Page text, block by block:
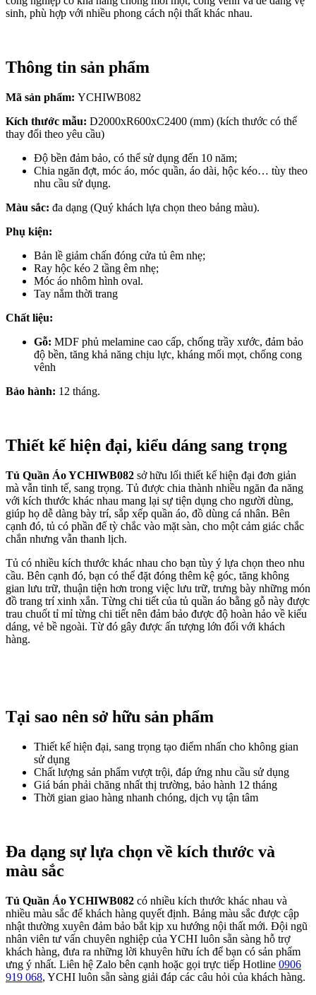
sinh, phù hợp với nhiều phong cách nội thất khác nhau.
Thông tin sản phẩm
Mã sản phẩm: YCHIWB082
Kích thước mẫu: D2000xR600xC2400 (mm) (kích thước có thể
thay đổi theo yêu cầu)
Độ bền đảm bảo, có thể sử dụng đến 10 năm;
Chia ngăn đợt, móc áo, móc quần, áo dài, hộc kéo… tùy theo
nhu cầu sử dụng.
Màu sắc: đa dạng (Quý khách lựa chọn theo bảng màu).
Phụ kiện:
Bản lề giảm chấn đóng cửa tủ êm nhẹ;
Ray hộc kéo 2 tầng êm nhẹ;
Móc áo nhôm hình oval.
Tay nắm thời trang
Chất liệu:
Gỗ: MDF phủ melamine cao cấp, chống trầy xước, đảm bảo
độ bền, tăng khả năng chịu lực, kháng mối mọt, chống cong
vênh
Bảo hành: 12 tháng.
Thiết kế hiện đại, kiểu dáng sang trọng
Tủ Quần Áo YCHIWB082 sở hữu lối thiết kế hiện đại đơn giản
mà vẫn tinh tế, sang trọng. Tủ được chia thành nhiều ngăn đa năng
với kích thước khác nhau mang lại sự tiện dụng cho người dùng,
giúp họ dễ dàng bày trí, sắp xếp quần áo, đồ dùng cá nhân. Bên
cạnh đó, tủ có phần đế tỳ chắc vào mặt sàn, cho một cảm giác chắc
chắn nhưng vẫn thanh lịch.
Tủ có nhiều kích thước khác nhau cho bạn tùy ý lựa chọn theo nhu
cầu. Bên cạnh đó, bạn có thể đặt đóng thêm kệ góc, tăng không
gian lưu trữ, thuận tiện hơn trong việc lưu trữ, trưng bày những món
đồ trang trí xinh xắn. Từng chi tiết của tủ quần áo bằng gỗ này được
trau chuốt tỉ mỉ từng chi tiết nên đảm bảo được độ hoàn hảo về kiểu
dáng, vẻ bề ngoài. Từ đó gây được ấn tượng lớn đối với khách
hàng.
Tại sao nên sở hữu sản phẩm
Thiết kế hiện đại, sang trọng tạo điểm nhấn cho không gian
sử dụng
Chất lượng sản phẩm vượt trội, đáp ứng nhu cầu sử dụng
Giá bán phải chăng nhất thị trường, bảo hành 12 tháng
Thời gian giao hàng nhanh chóng, dịch vụ tận tâm
Đa dạng sự lựa chọn về kích thước và
màu sắc
Tủ Quần Áo YCHIWB082 có nhiều kích thước khác nhau và
nhiều màu sắc để khách hàng quyết định. Bảng màu sắc được cập
nhật thường xuyên đảm bảo bắt kịp xu hướng nội thất mới. Đội ngũ
nhân viên tư vấn chuyên nghiệp của YCHI luôn sẵn sàng hỗ trợ
khách hàng, đưa ra những lời khuyên hữu ích để bạn có sản phẩm
ưng ý nhất. Liên hệ Zalo bên cạnh hoặc gọi trực tiếp Hotline 0906
919 068, YCHI luôn sẵn sàng giải đáp các câu hỏi của khách hàng.